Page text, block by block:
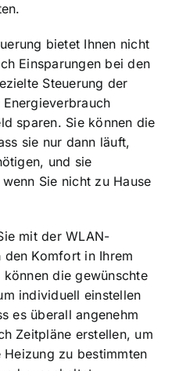
bietet Ihnen nicht
Einsparungen bei den
Steuerung der
sparen. Sie können die
sie nur dann läuft,
und sie
Sie nicht zu Hause
mit der WLAN-
den Komfort in Ihrem
können die gewünschte
individuell einstellen
es überall angenehm
Zeitpläne erstellen, um
zu bestimmten